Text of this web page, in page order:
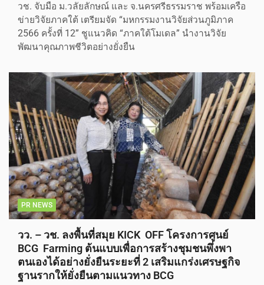
วช. จับมือ ม.วลัยลักษณ์ และ จ.นครศรีธรรมราช พร้อมเครือ
ข่ายวิจัยภาคใต้ เตรียมจัด “มหกรรมงานวิจัยส่วนภูมิภาค
2566 ครั้งที่ 12” ชูแนวคิด “ภาคใต้โมเดล” นำงานวิจัย
พัฒนาคุณภาพชีวิตอย่างยั่งยืน
PR NEWS
วว. – วช. ลงพื้นที่สมุย KICK OFF โครงการศูนย์
BCG Farming ต้นแบบเพื่อการสร้างชุมชนพึ่งพา
ตนเองได้อย่างยั่งยืนระยะที่ 2 เสริมแกร่งเศรษฐกิจ
ฐานรากให้ยั่งยืนตามแนวทาง BCG